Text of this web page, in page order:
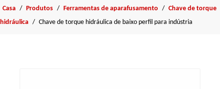
Casa / Produtos / Ferramentas de aparafusamento / Chave de torque
hidráulica / Chave de torque hidráulica de baixo perfil para indústria